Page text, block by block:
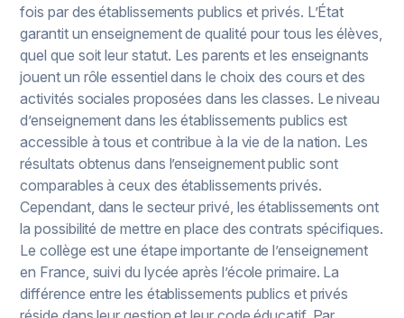
fois par des établissements publics et privés. L’État
garantit un enseignement de qualité pour tous les élèves,
quel que soit leur statut. Les parents et les enseignants
jouent un rôle essentiel dans le choix des cours et des
activités sociales proposées dans les classes. Le niveau
d’enseignement dans les établissements publics est
accessible à tous et contribue à la vie de la nation. Les
résultats obtenus dans l’enseignement public sont
comparables à ceux des établissements privés.
Cependant, dans le secteur privé, les établissements ont
la possibilité de mettre en place des contrats spécifiques.
Le collège est une étape importante de l’enseignement
en France, suivi du lycée après l’école primaire. La
différence entre les établissements publics et privés